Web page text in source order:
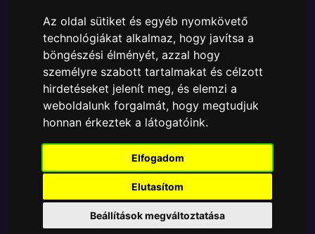
Az oldal sütiket és egyéb nyomkövető
technológiákat alkalmaz, hogy javítsa a
böngészési élményét, azzal hogy
személyre szabott tartalmakat és célzott
hirdetéseket jelenít meg, és elemzi a
weboldalunk forgalmát, hogy megtudjuk
honnan érkeztek a látogatóink.
Elfogadom
Elutasítom
Beállítások megváltoztatása
játék figura, amely ablakos csomagolásban azaz -
POP In a Box - várja új gazdáját.
TOVÁBB A VÁSÁRLÁSRA
Tetszik? Osszd meg másokkal!